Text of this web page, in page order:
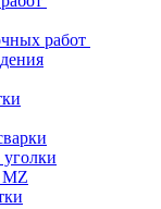
работ
MZ